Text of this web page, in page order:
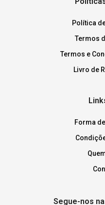
Política
Termos
Termos e
Livro de
Forma
Segue-nos